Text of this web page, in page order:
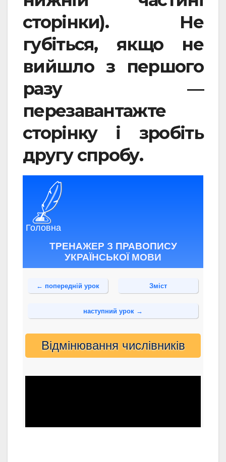
сторінки). Не
губіться, якщо не
вийшло з першого
разу —
перезавантажте
сторінку і зробіть
другу спробу.